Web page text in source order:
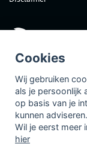
Cookies
Wij gebruiken
als je persoonlijk
op basis van je
kunnen adviseren.
Wil je eerst meer
hier